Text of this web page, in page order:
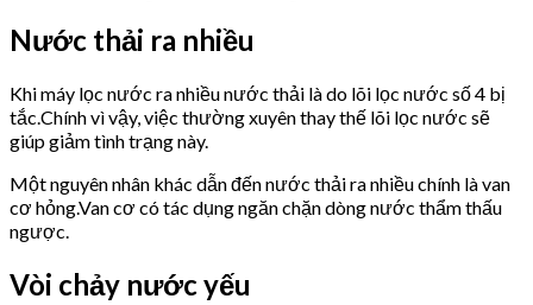
Nước thải ra nhiều
Khi máy lọc nước ra nhiều nước thải là do lõi lọc nước số 4 bị
tắc.Chính vì vậy, việc thường xuyên thay thế lõi lọc nước sẽ
giúp giảm tình trạng này.
Một nguyên nhân khác dẫn đến nước thải ra nhiều chính là van
cơ hỏng.Van cơ có tác dụng ngăn chặn dòng nước thẩm thấu
ngược.
Vòi chảy nước yếu